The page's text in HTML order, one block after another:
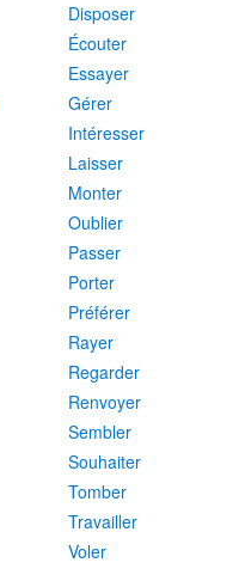
Disposer
Écouter
Essayer
Gérer
Intéresser
Laisser
Monter
Oublier
Passer
Porter
Préférer
Rayer
Regarder
Renvoyer
Sembler
Souhaiter
Tomber
Travailler
Voler